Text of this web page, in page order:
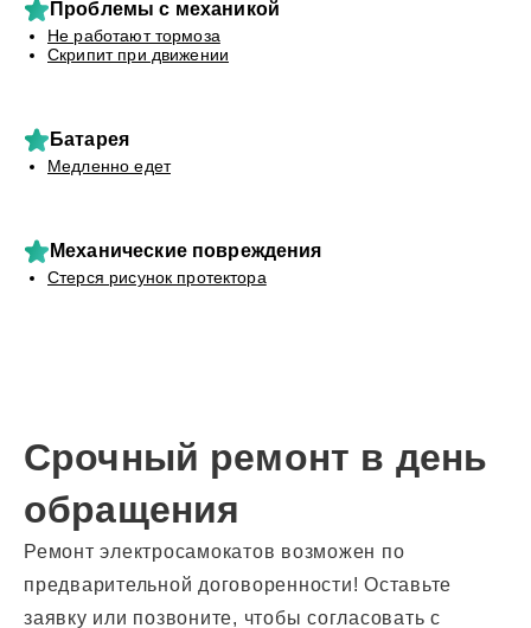
Проблемы с механикой
Не работают тормоза
Скрипит при движении
Батарея
Медленно едет
Механические повреждения
Стерся рисунок протектора
Срочный ремонт в день
обращения
Ремонт электросамокатов возможен по
предварительной договоренности! Оставьте
заявку или позвоните, чтобы согласовать с